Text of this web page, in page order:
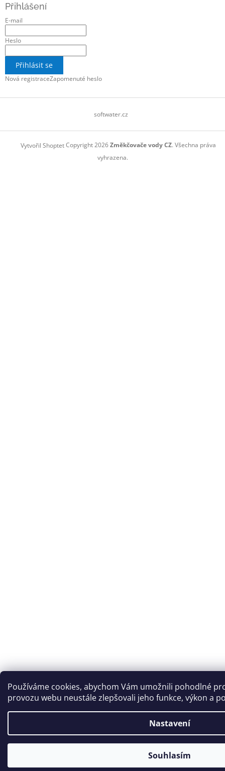
Používáme cookies, abychom Vám umožnili pohodlné
provozu webu neustále zlepšovali jeho funkce, výkon a
Nastavení
Souhlasím
Přihlášení
E-mail
Heslo
Přihlásit se
Nová registraceZapomenuté heslo
softwater.cz
Vytvořil ShoptetCopyright 2026Změkčovače vody CZ. Všechna práva
vyhrazena.